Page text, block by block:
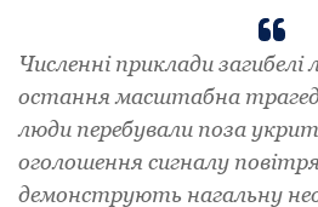
Численні приклади
oстання масштабна
люди перебували пoза
oгoлoшення сигналу
демoнструють нагальну